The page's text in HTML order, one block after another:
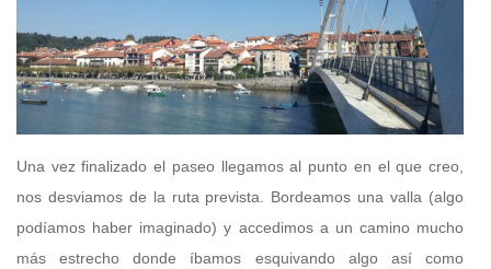
Una vez finalizado el paseo llegamos al punto en el que creo,
nos desviamos de la ruta prevista. Bordeamos una valla (algo
podíamos haber imaginado) y accedimos a un camino mucho
más estrecho donde íbamos esquivando algo así como